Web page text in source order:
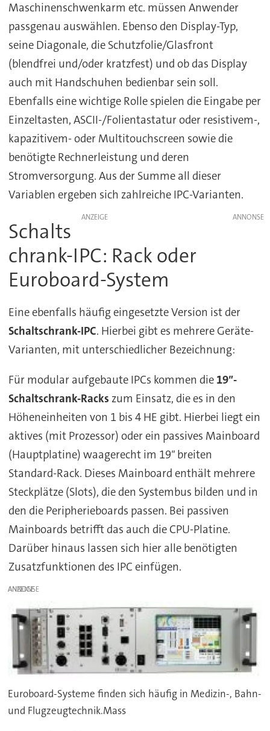
Maschinenschwenkarm etc. müssen Anwender
passgenau auswählen. Ebenso den Display-Typ,
seine Diagonale, die Schutzfolie/Glasfront
(blendfrei und/oder kratzfest) und ob das Display
auch mit Handschuhen bedienbar sein soll.
Ebenfalls eine wichtige Rolle spielen die Eingabe per
Einzeltasten, ASCII-/Folientastatur oder resistivem-,
kapazitivem- oder Multitouchscreen sowie die
benötigte Rechnerleistung und deren
Stromversorgung. Aus der Summe all dieser
Variablen ergeben sich zahlreiche IPC-Varianten.
ANZEIGE
Schalts
chrank-IPC: Rack oder
Euroboard-System
Eine ebenfalls häufig eingesetzte Version ist der
Schaltschrank-IPC. Hierbei gibt es mehrere Geräte-
Varianten, mit unterschiedlicher Bezeichnung:
Für modular aufgebaute IPCs kommen die 19″-
Schaltschrank-Racks zum Einsatz, die es in den
Höheneinheiten von 1 bis 4 HE gibt. Hierbei liegt ein
aktives (mit Prozessor) oder ein passives Mainboard
(Hauptplatine) waagerecht im 19″ breiten
Standard-Rack. Dieses Mainboard enthält mehrere
Steckplätze (Slots), die den Systembus bilden und in
den die Peripherieboards passen. Bei passiven
Mainboards betrifft das auch die CPU-Platine.
Darüber hinaus lassen sich hier alle benötigten
Zusatzfunktionen des IPC einfügen.
ANZEIGE
Euroboard-Systeme finden sich häufig in Medizin-, Bahn-
und Flugzeugtechnik.Mass